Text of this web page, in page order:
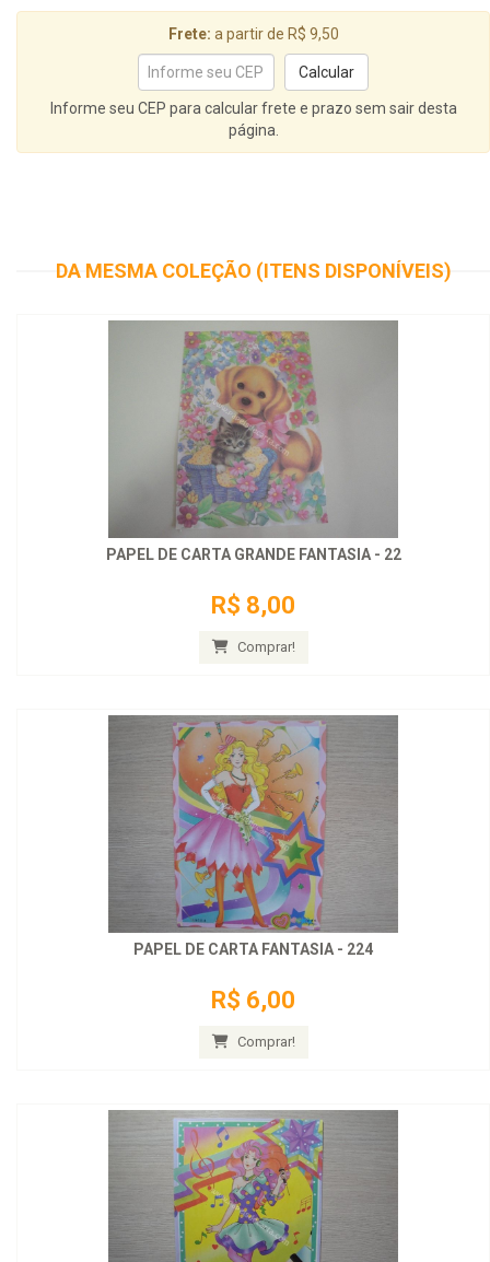
Frete: a partir de R$ 9,50
Informe seu CEP para calcular frete e prazo sem sair desta
página.
DA MESMA COLEÇÃO (ITENS DISPONÍVEIS)
PAPEL DE CARTA GRANDE FANTASIA - 22
R$ 8,00
Comprar!
PAPEL DE CARTA FANTASIA - 224
R$ 6,00
Comprar!